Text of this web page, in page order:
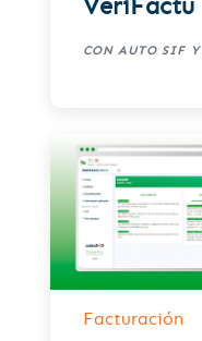
VeriFactu
CON AUTO SIF Y
Facturación